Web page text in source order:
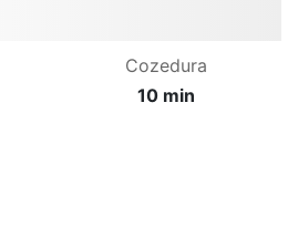
Cozedura
10 min